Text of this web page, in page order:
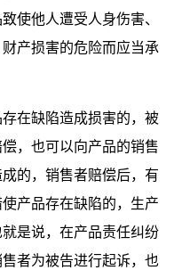
使他人遭受人身伤害、
产损害的危险而应当承
在缺陷造成损害的，被
，也可以向产品的销售
的，销售者赔偿后，有
产品存在缺陷的，生产
是说，在产品责任纠纷
者为被告进行起诉，也